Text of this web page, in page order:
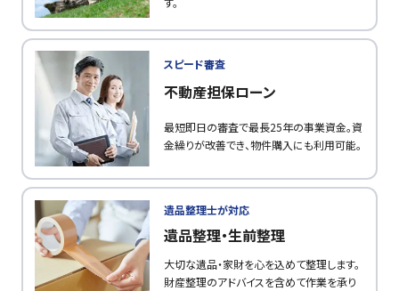
スピード審査
不動産担保ローン
最短即日の審査で最長25年の事業資金。資
金繰りが改善でき、物件購入にも利用可能。
遺品整理士が対応
遺品整理・生前整理
大切な遺品・家財を心を込めて整理します。
財産整理のアドバイスを含めて作業を承り